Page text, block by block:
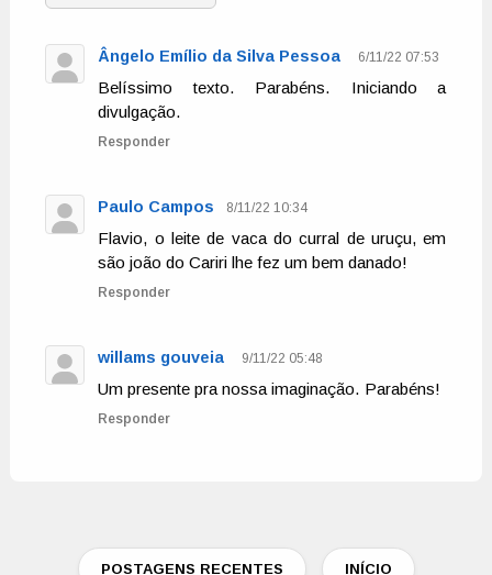
Ângelo Emílio da Silva Pessoa 6/11/22 07:53
Belíssimo texto. Parabéns. Iniciando a
divulgação.
Responder
Paulo Campos 8/11/22 10:34
Flavio, o leite de vaca do curral de uruçu, em
são joão do Cariri lhe fez um bem danado!
Responder
willams gouveia 9/11/22 05:48
Um presente pra nossa imaginação. Parabéns!
Responder
POSTAGENS RECENTES INÍCIO